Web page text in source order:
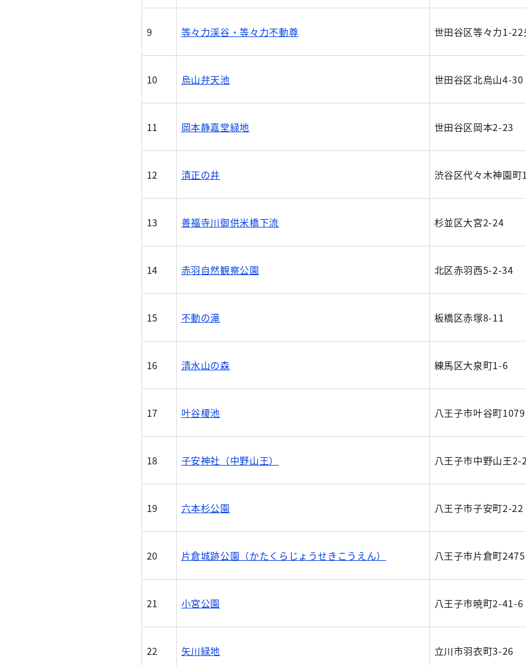
9 等々力渓谷・等々力不動尊 世田谷区等々力1-22
10 烏山弁天池 世田谷区北烏山4-30
11 岡本静嘉堂緑地 世田谷区岡本2-23
12 清正の井 渋谷区代々木神園町
13 善福寺川御供米橋下流 杉並区大宮2-24
14 赤羽自然観察公園 北区赤羽西5-2-34
15 不動の滝 板橋区赤塚8-11
16 清水山の森 練馬区大泉町1-6
17 叶谷榎池 八王子市叶谷町1079
18 子安神社（中野山王） 八王子市中野山王2-
19 六本杉公園 八王子市子安町2-22
20 片倉城跡公園（かたくらじょうせきこうえん） 八王子市片倉町2475
21 小宮公園 八王子市暁町2-41-6
22 矢川緑地 立川市羽衣町3-26